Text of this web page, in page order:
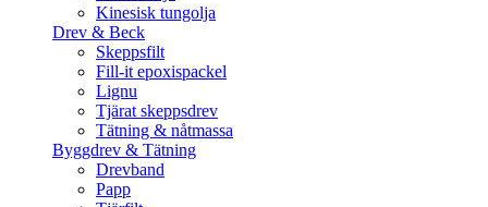
Kinesisk tungolja
Drev & Beck
Skeppsfilt
Fill-it epoxispackel
Lignu
Tjärat skeppsdrev
Tätning & nåtmassa
Byggdrev & Tätning
Drevband
Papp